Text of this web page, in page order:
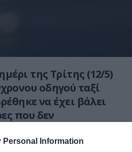
Personal Information
της Τρίτης (12/5)
οδηγού ταξί
να έχει βάλει
που δεν